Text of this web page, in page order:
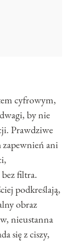
cyfrowym,
by nie
Prawdziwe
zapewnień ani
filtra.
podkreślają,
obraz
nieustanna
się z ciszy,